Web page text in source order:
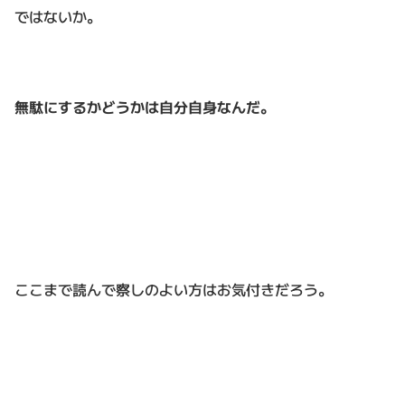
ではないか。
無駄にするかどうかは自分自身なんだ。
ここまで読んで察しのよい方はお気付きだろう。